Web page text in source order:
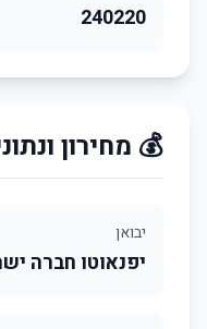
240220
💰 מחירון
יבואן
יפנאוטו חברה